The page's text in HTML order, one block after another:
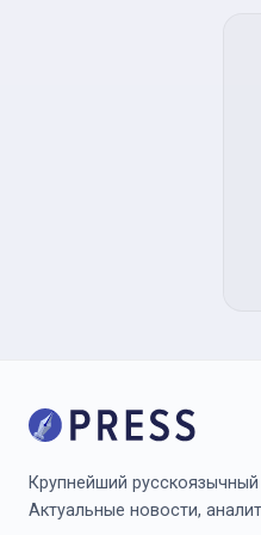
Крупнейший
Актуальные новости,